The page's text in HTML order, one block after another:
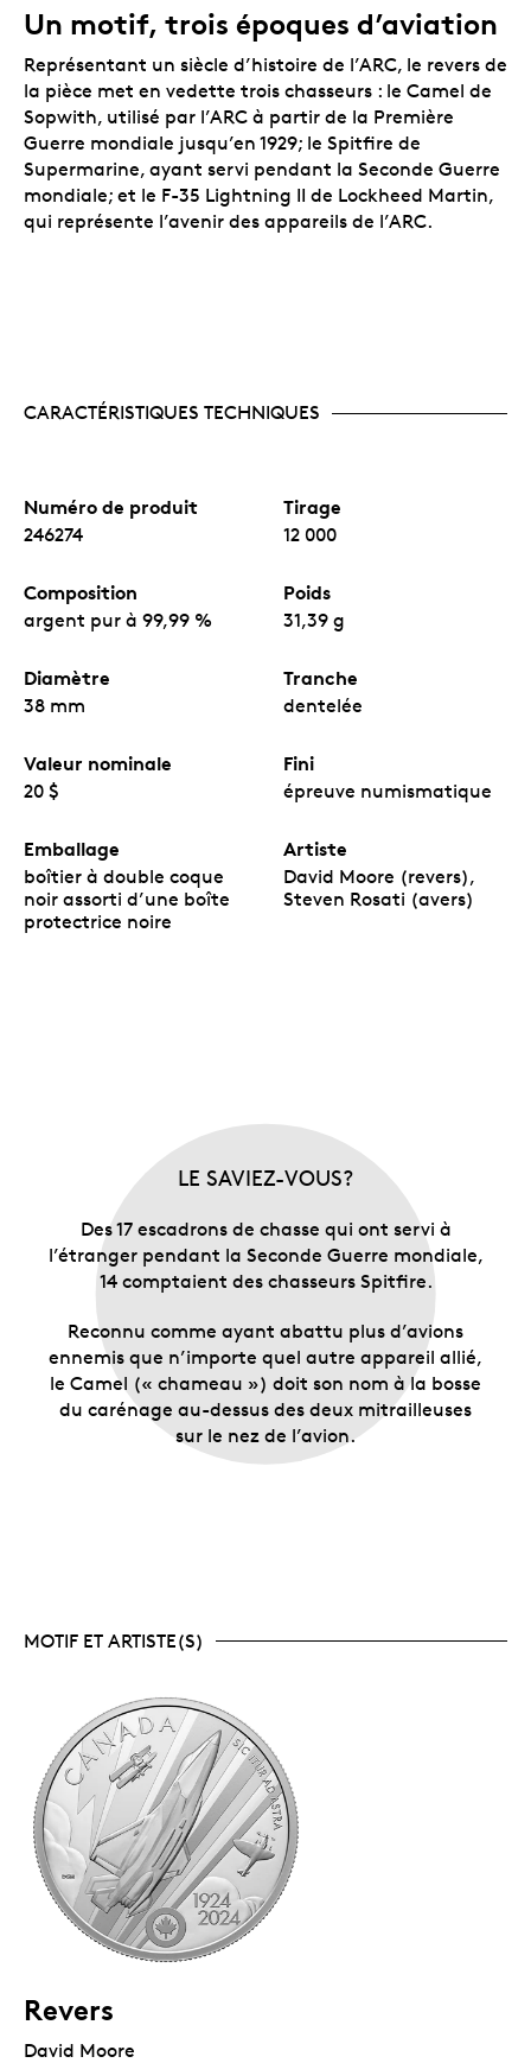
proches qui servent ou qui ont servi dans
l’Aviation royale canadienne.
Un certificat numéroté.
La Monnaie royale
canadienne certifie l’authenticité de toutes ses
pièces de collection.
Aucune TPS ni TVH.
Emballage
La pièce est encapsulée et présentée dans un boîtier
Un motif, trois époques d’aviation
Représentant un siècle d’histoire de l’ARC, le revers de
la pièce met en vedette trois chasseurs : le Camel de
Sopwith, utilisé par l’ARC à partir de la Première
Guerre mondiale jusqu’en 1929; le Spitfire de
Supermarine, ayant servi pendant la Seconde Guerre
mondiale; et le F-35 Lightning II de Lockheed Martin,
qui représente l’avenir des appareils de l’ARC.
CARACTÉRISTIQUES TECHNIQUES
Numéro de produit
246274
Tirage
12 000
Composition
argent pur à 99,99 %
Poids
31,39 g
Diamètre
38 mm
Tranche
dentelée
Valeur nominale
20 $
Fini
épreuve numismatique
Emballage
boîtier à double coque
noir assorti d’une boîte
protectrice noire
Artiste
David Moore (revers),
Steven Rosati (avers)
LE SAVIEZ-VOUS?
Des 17 escadrons de chasse qui ont servi à
l’étranger pendant la Seconde Guerre mondiale,
14 comptaient des chasseurs Spitfire.
Reconnu comme ayant abattu plus d’avions
ennemis que n’importe quel autre appareil allié,
le Camel (« chameau ») doit son nom à la bosse
du carénage au-dessus des deux mitrailleuses
sur le nez de l’avion.
MOTIF ET ARTISTE(S)
Revers
David Moore